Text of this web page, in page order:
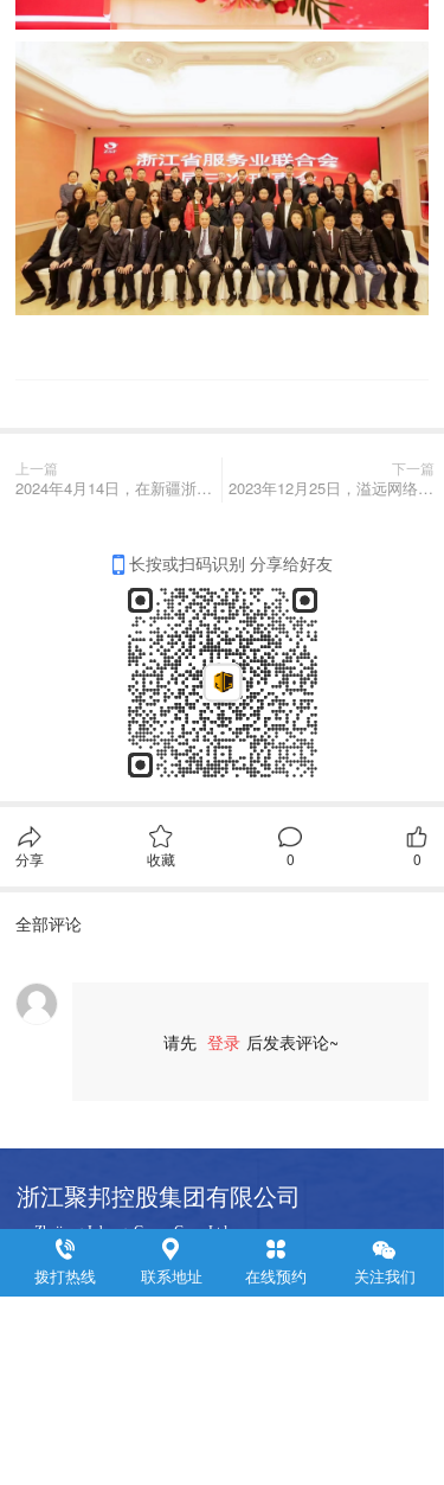
上一篇
2024年4月14日，在新疆浙江商会党委书记曹海华陪同下，乌鲁木齐米东区委副书记、常务副区长粱震一行莅临聚邦集团考察
下一篇
2023年12月25日，溢远网络安排技术总监段利勇率队参加童视界儿童近视防控智能设备招商培训会
长按或扫码识别 分享给好友
分享 收藏 0 0
全部评论
请先 登录 后发表评论~
浙江聚邦控股集团有限公司
     Zhejiang Jubang  Group Co .,  Ltd.
联系电话： 0571-88899309
拨打热线 联系地址 在线预约 关注我们